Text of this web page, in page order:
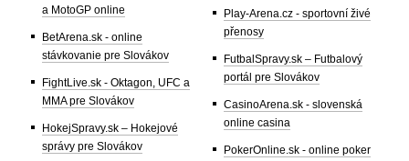
a MotoGP online
BetArena.sk - online
stávkovanie pre Slovákov
FightLive.sk - Oktagon, UFC a
MMA pre Slovákov
HokejSpravy.sk – Hokejové
správy pre Slovákov
Play-Arena.cz - sportovní živé
přenosy
FutbalSpravy.sk – Futbalový
portál pre Slovákov
CasinoArena.sk - slovenská
online casina
PokerOnline.sk - online poker